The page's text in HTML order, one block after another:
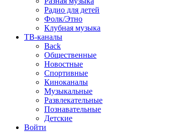
Радио для детей
Фолк/Этно
Клубная музыка
ТВ-каналы
Back
Общественные
Новостные
Спортивные
Киноканалы
Музыкальные
Развлекательные
Познавательные
Детские
Войти